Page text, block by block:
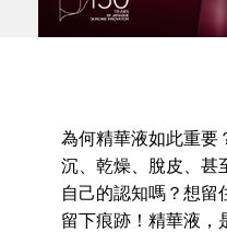
為何精華液如此重要
沉、乾燥、脫皮、甚
自己的認知嗎？想留
留下痕跡！精華液，